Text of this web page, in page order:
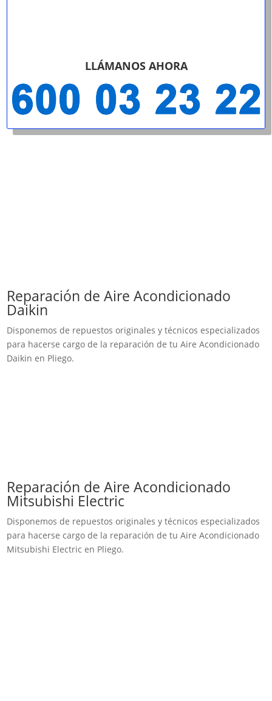
LLÁMANOS AHORA
Reparación de Aire Acondicionado
Daikin
Disponemos de repuestos originales y técnicos especializados
para hacerse cargo de la reparación de tu Aire Acondicionado
Daikin en Pliego.
Reparación de Aire Acondicionado
Mitsubishi Electric
Disponemos de repuestos originales y técnicos especializados
para hacerse cargo de la reparación de tu Aire Acondicionado
Mitsubishi Electric en Pliego.